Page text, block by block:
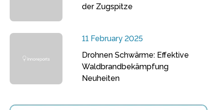
der Zugspitze
11 February 2025
Drohnen Schwärme: Effektive
Waldbrandbekämpfung
Neuheiten